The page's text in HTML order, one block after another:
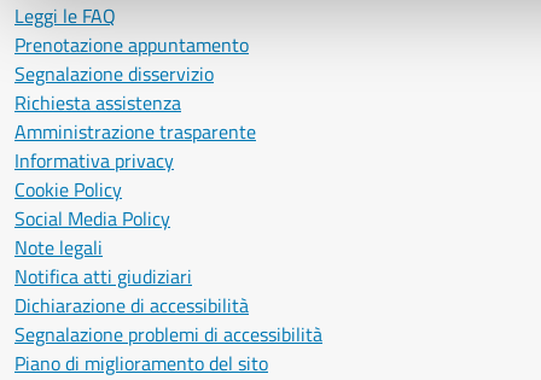
Leggi le FAQ
Prenotazione appuntamento
Segnalazione disservizio
Richiesta assistenza
Amministrazione trasparente
Informativa privacy
Cookie Policy
Social Media Policy
Note legali
Notifica atti giudiziari
Dichiarazione di accessibilità
Segnalazione problemi di accessibilità
Piano di miglioramento del sito